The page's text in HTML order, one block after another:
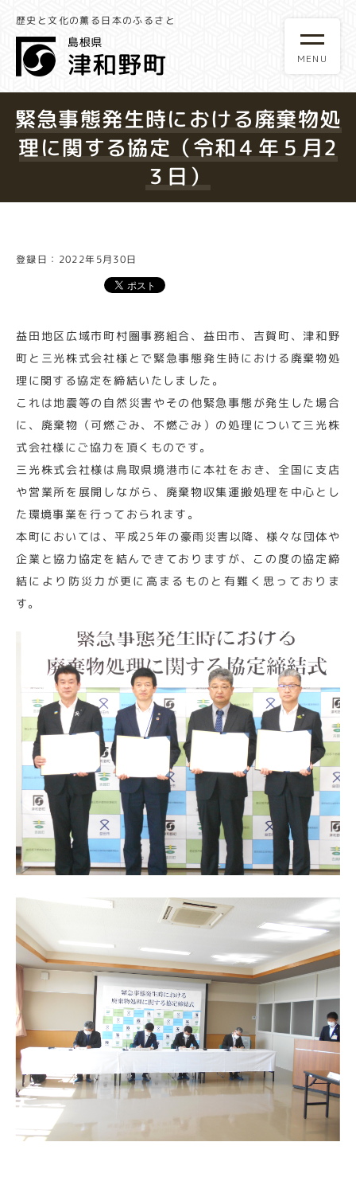
歴史と文化の薫る日本のふるさと
緊急事態発生時における廃棄物処
理に関する協定（令和４年５月2
３日）
登録日：2022年5月30日
益田地区広域市町村圏事務組合、益田市、吉賀町、津和野
町と三光株式会社様とで緊急事態発生時における廃棄物処
理に関する協定を締結いたしました。
これは地震等の自然災害やその他緊急事態が発生した場合
に、廃棄物（可燃ごみ、不燃ごみ）の処理について三光株
式会社様にご協力を頂くものです。
三光株式会社様は鳥取県境港市に本社をおき、全国に支店
や営業所を展開しながら、廃棄物収集運搬処理を中心とし
た環境事業を行っておられます。
本町においては、平成25年の豪雨災害以降、様々な団体や
企業と協力協定を結んできておりますが、この度の協定締
結により防災力が更に高まるものと有難く思っておりま
す。